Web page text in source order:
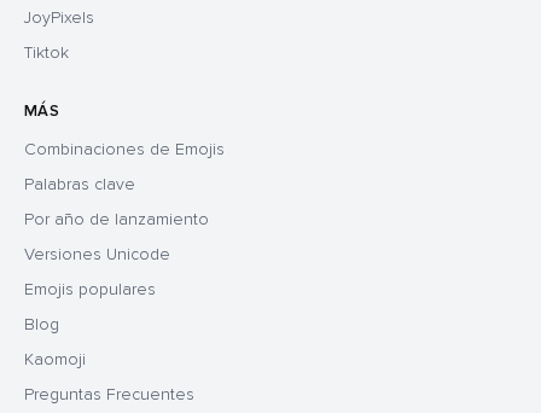
JoyPixels
Tiktok
MÁS
Combinaciones de Emojis
Palabras clave
Por año de lanzamiento
Versiones Unicode
Emojis populares
Blog
Kaomoji
Preguntas Frecuentes